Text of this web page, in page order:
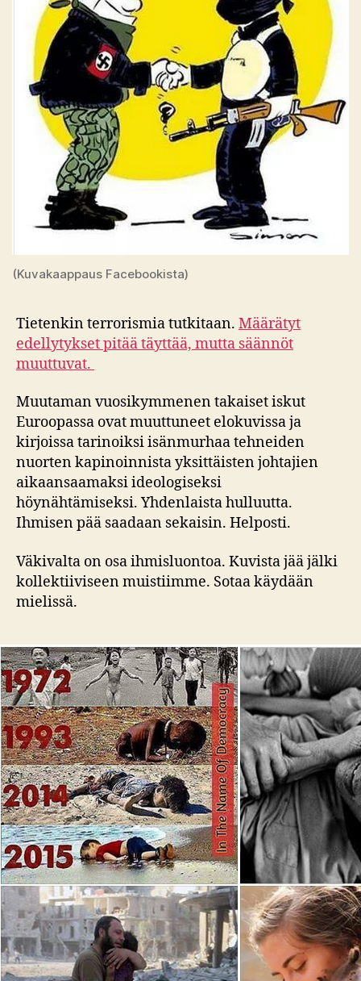
(Kuvakaappaus Facebookista)
Tietenkin terrorismia tutkitaan. Määrätyt
edellytykset pitää täyttää, mutta säännöt
muuttuvat.
Muutaman vuosikymmenen takaiset iskut
Euroopassa ovat muuttuneet elokuvissa ja
kirjoissa tarinoiksi isänmurhaa tehneiden
nuorten kapinoinnista yksittäisten johtajien
aikaansaamaksi ideologiseksi
höynähtämiseksi. Yhdenlaista hulluutta.
Ihmisen pää saadaan sekaisin. Helposti.
Väkivalta on osa ihmisluontoa. Kuvista jää jälki
kollektiiviseen muistiimme. Sotaa käydään
mielissä.